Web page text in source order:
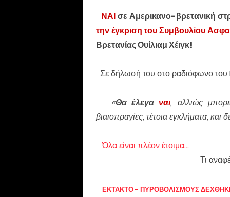
ΝΑΙσε Αμερικανο-βρετανική
την έγκριση του Συμβουλίου
Βρετανίας Ουίλιαμ Χέιγκ!
Σε δήλωσή του στο ραδιόφωνο του
«Θα έλεγαναι, αλλιώς
βιαιοπραγίες, τέτοια εγκλήματα, και
Όλα είναι πλέον έτοιμα...
Τι
ΕΚΤΑΚΤΟ - ΠΥΡΟΒΟΛΙΣΜΟΥΣ